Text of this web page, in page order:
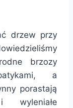
drzew przy
brzozy
a
porastają
wyleniałe